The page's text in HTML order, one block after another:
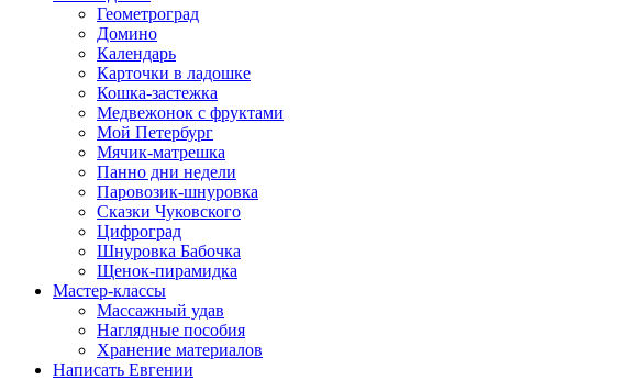
Геометроград
Домино
Календарь
Карточки в ладошке
Кошка-застежка
Медвежонок с фруктами
Мой Петербург
Мячик-матрешка
Панно дни недели
Паровозик-шнуровка
Сказки Чуковского
Цифроград
Шнуровка Бабочка
Щенок-пирамидка
Мастер-классы
Массажный удав
Наглядные пособия
Хранение материалов
Написать Евгении